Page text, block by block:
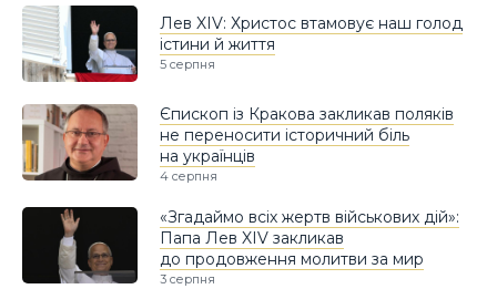
Лев XIV: Христос втамовує наш голод
істини й життя
5 серпня
Єпископ із Кракова закликав поляків
не переносити історичний біль
на українців
4 серпня
«Згадаймо всіх жертв військових дій»:
Папа Лев XIV закликав
до продовження молитви за мир
3 серпня